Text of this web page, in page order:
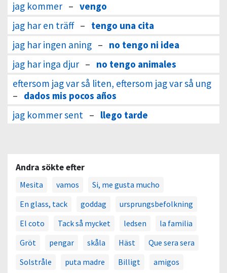
jag kommer – vengo
jag har en träff – tengo una cita
jag har ingen aning – no tengo ni idea
jag har inga djur – no tengo animales
eftersom jag var så liten, eftersom jag var så ung
– dados mis pocos años
jag kommer sent – llego tarde
Andra sökte efter
Mesita vamos
Si, me gusta mucho
En glass, tack
goddag
ursprungsbefolkning
El coto
Tack så mycket ledsen
la familia
Gröt
pengar skåla Häst
Que sera sera
Solstråle
puta madre Billigt
amigos